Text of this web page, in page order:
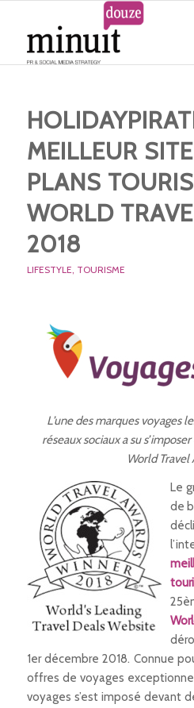
MEILLEUR
PLANS
WORLD
2018
LIFESTYLE, TOURISME
L’une des marques voyages
réseaux sociaux a su
World Travel
Le
de
1er décembre 2018. Connue
offres de voyages
voyages s’est imposé devant